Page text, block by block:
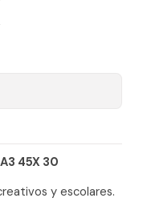
45X 30
y escolares.